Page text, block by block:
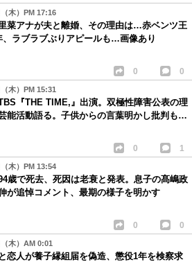
木）PM 17:16
菜アナが夫と離婚、その理由は…赤ベンツ王
、ラブラブぶりアピールも…画像あり
0 0
木）PM 15:31
『THE TIME,』出演。双極性障害公表の理
能活動語る。子供からの言葉明かし批判も…
0 1
木）PM 13:54
歳で死去、死因は老衰と発表。息子の髙嶋政
が追悼コメント、最期の様子を明かす
0 0
木）AM 0:01
恋人が養子縁組届を偽造、懲役1年を検察求